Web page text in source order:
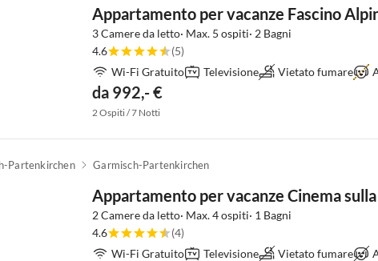
Appartamento per vacanze Fascino
3 Camere da letto· Max. 5 ospiti· 2 Bagni
4.6
(5)
Wi-Fi Gratuito
Televisione Vietato fumare
da 992,- €
2 Ospiti / 7 Notti
Partenkirchen Garmisch-Partenkirchen
Appartamento per vacanze Cinema
2 Camere da letto· Max. 4 ospiti· 1 Bagni
4.6
(4)
Wi-Fi Gratuito
Televisione Vietato fumare